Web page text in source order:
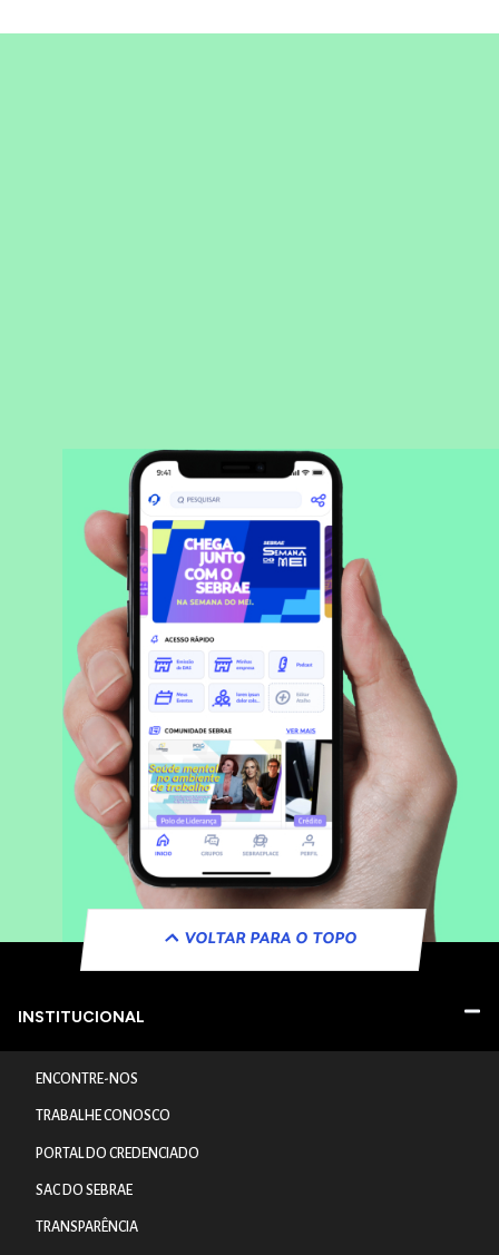
VOLTAR PARA O TOPO
INSTITUCIONAL
ENCONTRE-NOS
TRABALHE CONOSCO
PORTAL DO CREDENCIADO
SAC DO SEBRAE
TRANSPARÊNCIA